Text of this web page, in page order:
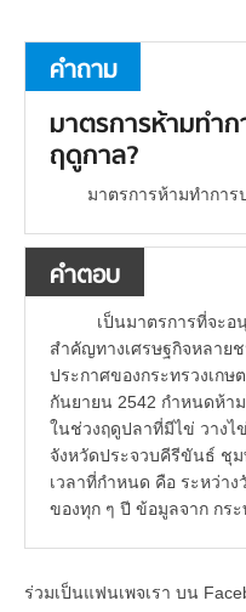
คำถาม
มาตรการห้ามทำ
ฤดูกาล?
มาตรการห้ามทำการ
คำตอบ
เป็นมาตรการที่จะอ
สำคัญทางเศรษฐกิจหลาย
ประกาศของกระทรวงเก
กันยายน 2542 กำหนดห้า
ในช่วงฤดูปลาที่มีไข่ วางไ
จังหวัดประจวบคีรีขันธ์ ชุ
เวลาที่กำหนด คือ ระหว่า
ของทุก ๆ ปี ข้อมูลจาก กร
ร่วมเป็นแฟนเพจเรา บน